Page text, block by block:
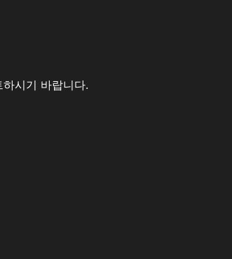
시기 바랍니다.